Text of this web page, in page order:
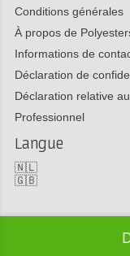
Conditions générales
À propos de
Informations de
Déclaration de
Déclaration relative
Professionnel
Langue
🇳🇱
🇬🇧